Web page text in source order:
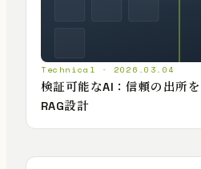
Technical · 2026.03.04
検証可能なAI：信頼の出所
RAG設計